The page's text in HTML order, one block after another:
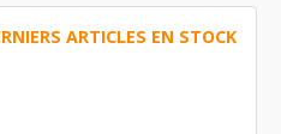
ARTICLES EN STOCK